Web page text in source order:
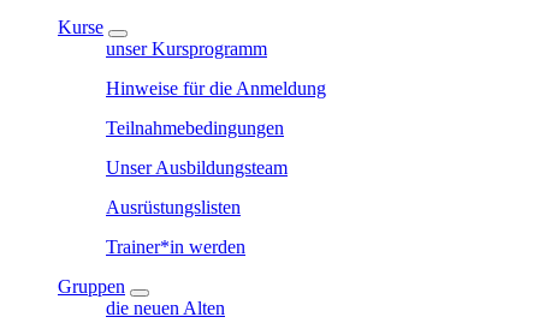
Kurse
unser Kursprogramm
Hinweise für die Anmeldung
Teilnahmebedingungen
Unser Ausbildungsteam
Ausrüstungslisten
Trainer*in werden
Gruppen
die neuen Alten